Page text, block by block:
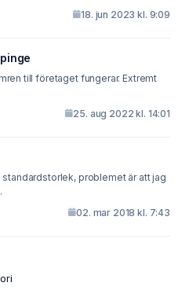
18. jun 2023 kl. 9:09
till företaget fungerar. Extremt
25. aug 2022 kl. 14:01
problemet är att jag
02. mar 2018 kl. 7:43